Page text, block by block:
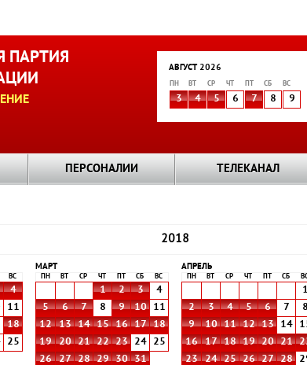
ПАРТИЯ
АВГУСТ 2026
ПН ВТ СР ЧТ СБ ВС
3 4 5 6 7 8 9
ПЕРСОНАЛИИ ТЕЛЕКАНАЛ
2018
ВС
4
11
18
25
МАРТ
ПН ВТ СР ЧТ СБ ВС
1 2 3
4
5
6 7 8 9 10
11
12
13 14 15 16 17
18
19
20 21 22 23 24
25
26
27 28 29 30 31
АПРЕЛЬ
ПН ВТ СР ЧТ СБ
1
2
3 4 5 6 7
8
9
10 11 12 13 14
16
17 18 19 20 21
23
24 25 26 27 28